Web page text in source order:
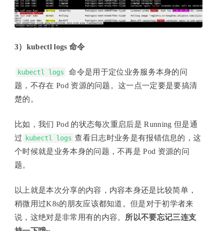
3）kubectl logs 命令
kubectl logs
命令是用于定位业务服务本身的问
题，不存在 Pod 资源的问题。这一点一定要是要搞清
楚的。
比如，我们 Pod 的状态每次重启后是 Running 但是通
过
kubectl logs 查看日志时业务是有报错信息的，这
个时候就是业务本身的问题，不再是 Pod 资源的问
题。
以上就是本次分享的内容，内容本身还是比较简单，
稍微用过K8s的朋友应该都知道。但是对于初学者来
说，这绝对是非常用有的内容。 所以不要忘记三连支